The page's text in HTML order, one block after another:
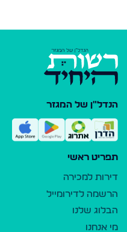
הנדל"ן של המגזר
תפריט ראשי
דירות למכירה
הרשמה לדירומייל
הבלוג שלנו
מי אנחנו